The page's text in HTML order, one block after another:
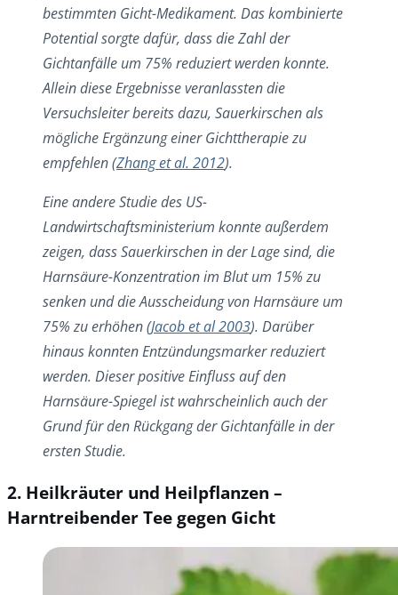
bestimmten Gicht-Medikament. Das kombinierte
Potential sorgte dafür, dass die Zahl der
Gichtanfälle um 75% reduziert werden konnte.
Allein diese Ergebnisse veranlassten die
Versuchsleiter bereits dazu, Sauerkirschen als
mögliche Ergänzung einer Gichttherapie zu
empfehlen (Zhang et al. 2012).
Eine andere Studie des US-
Landwirtschaftsministerium konnte außerdem
zeigen, dass Sauerkirschen in der Lage sind, die
Harnsäure-Konzentration im Blut um 15% zu
senken und die Ausscheidung von Harnsäure um
75% zu erhöhen (Jacob et al 2003). Darüber
hinaus konnten Entzündungsmarker reduziert
werden. Dieser positive Einfluss auf den
Harnsäure-Spiegel ist wahrscheinlich auch der
Grund für den Rückgang der Gichtanfälle in der
ersten Studie.
2. Heilkräuter und Heilpflanzen –
Harntreibender Tee gegen Gicht